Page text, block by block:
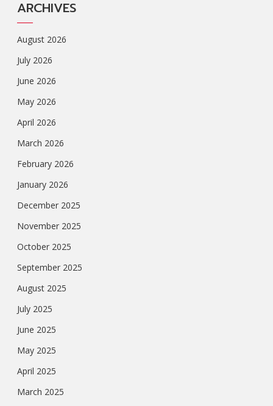
ARCHIVES
August 2026
July 2026
June 2026
May 2026
April 2026
March 2026
February 2026
January 2026
December 2025
November 2025
October 2025
September 2025
August 2025
July 2025
June 2025
May 2025
April 2025
March 2025